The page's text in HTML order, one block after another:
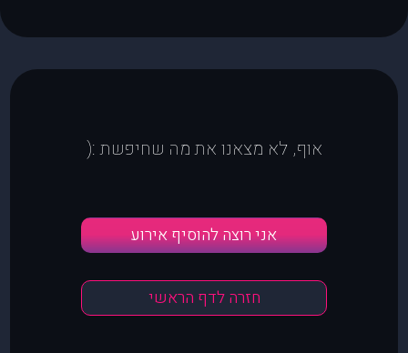
אוף, לא מצאנו את מה שחיפשת :(
אני רוצה להוסיף אירוע
חזרה לדף הראשי